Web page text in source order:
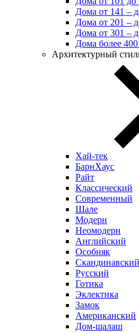
Дома от 141 –
Дома от 201 –
Дома от 301 –
Дома более
Архитектурный
Хай-тек
БарнХаус
Райт
Классический
Современный
Шале
Модерн
Неомодерн
Английский
Особняк
Скандинавский
Русский
Готика
Эклектика
Замок
Американский
Дом-шалаш